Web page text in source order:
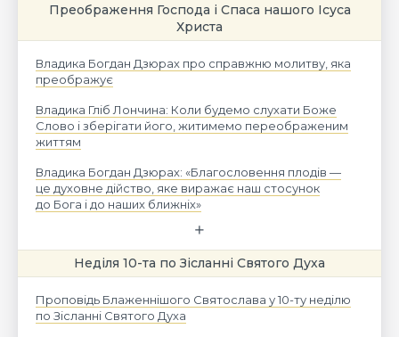
Преображення Господа і Спаса нашого Ісуса
Христа
Владика Богдан Дзюрах про справжню молитву, яка
преображує
Владика Гліб Лончина: Коли будемо слухати Боже
Слово і зберігати його, житимемо переображеним
життям
Владика Богдан Дзюрах: «Благословення плодів —
це духовне дійство, яке виражає наш стосунок
до Бога і до наших ближніх»
Неділя 10-та по Зісланні Святого Духа
Проповідь Блаженнішого Святослава у 10-ту неділю
по Зісланні Святого Духа